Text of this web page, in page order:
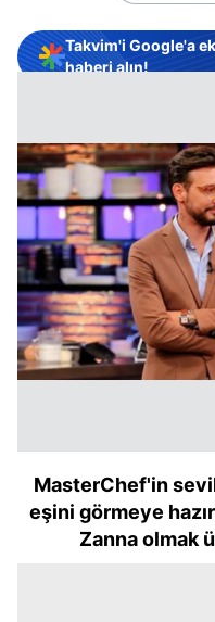
Takvim'i Google'a
haberi alın!
MasterChef'in
eşini görmeye
Zanna olmak